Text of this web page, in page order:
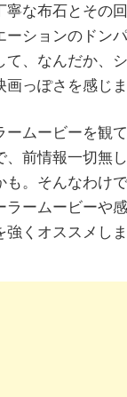
寧な布石とその
ーションのドン
て、なんだか、
画っぽさを感じま
ームービーを観
、前情報一切無
も。そんなわけ
ラームービーや
くオススメしま